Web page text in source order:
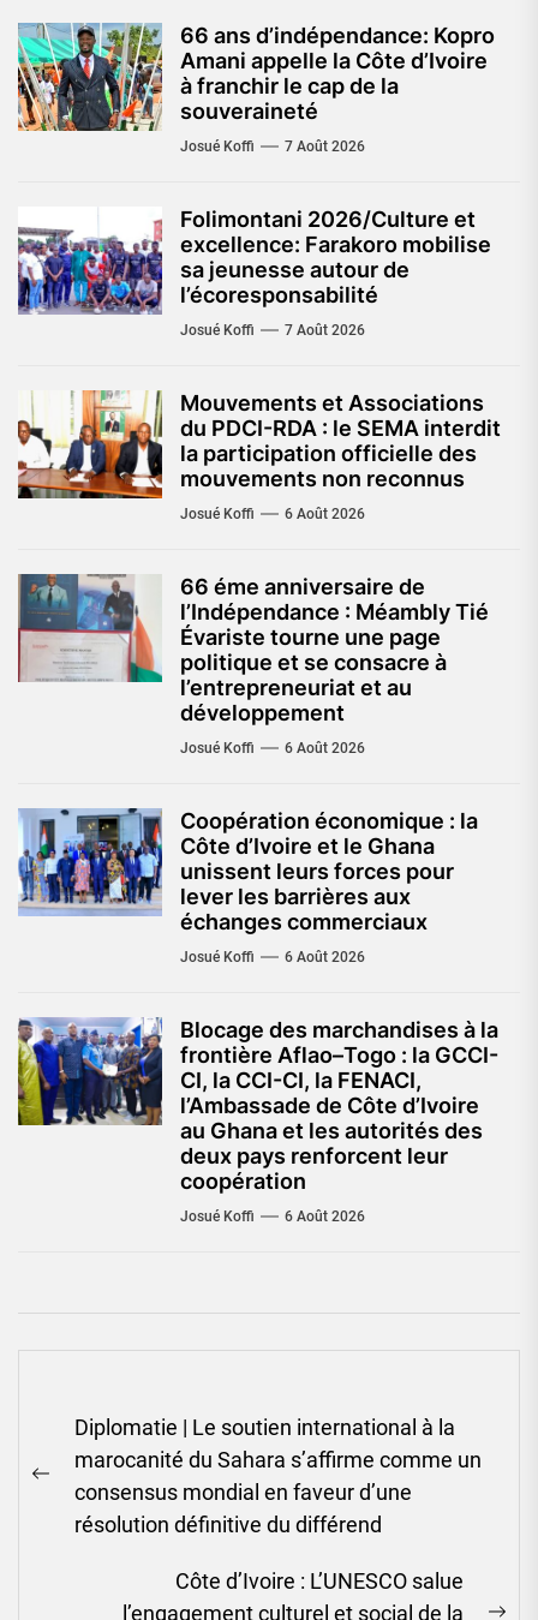
66 ans d’indépendance: Kopro
Amani appelle la Côte d’Ivoire
à franchir le cap de la
souveraineté
Josué Koffi 7 Août 2026
Folimontani 2026/Culture et
excellence: Farakoro mobilise
sa jeunesse autour de
l’écoresponsabilité
Josué Koffi 7 Août 2026
Mouvements et Associations
du PDCI-RDA : le SEMA interdit
la participation officielle des
mouvements non reconnus
Josué Koffi 6 Août 2026
66 éme anniversaire de
l’Indépendance : Méambly Tié
Évariste tourne une page
politique et se consacre à
l’entrepreneuriat et au
développement
Josué Koffi 6 Août 2026
Coopération économique : la
Côte d’Ivoire et le Ghana
unissent leurs forces pour
lever les barrières aux
échanges commerciaux
Josué Koffi 6 Août 2026
Blocage des marchandises à la
frontière Aflao–Togo : la GCCI-
CI, la CCI-CI, la FENACI,
l’Ambassade de Côte d’Ivoire
au Ghana et les autorités des
deux pays renforcent leur
coopération
Josué Koffi 6 Août 2026
l’article
Previous
post:
Diplomatie | Le soutien international à la
marocanité du Sahara s’affirme comme un
consensus mondial en faveur d’une
résolution définitive du différend
Côte d’Ivoire : L’UNESCO salue
l’engagement culturel et social de la